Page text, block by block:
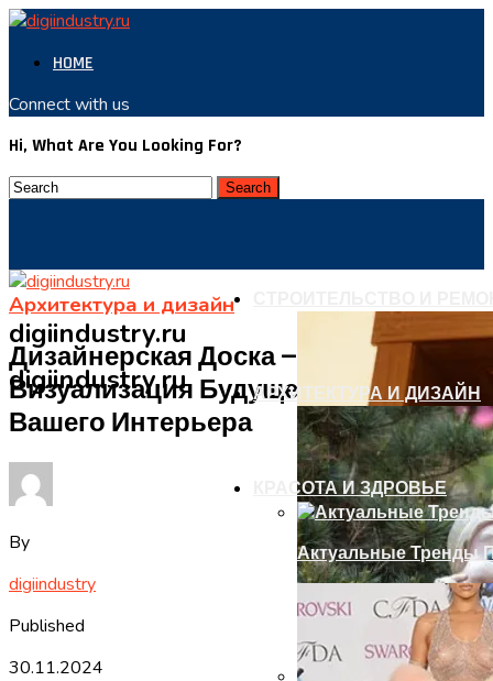
HOME
Connect with us
Hi, What Are You Looking For?
digiindustry.ru
digiindustry.ru
АРХИТЕКТУРА И ДИЗАЙН
КРАСОТА И ЗДРОВЬЕ
Актуальные Тренды
Архитектура и дизайн
Дизайнерская Доска —
Визуализация Будущего Образа
Вашего Интерьера
By
digiindustry
Published
30.11.2024